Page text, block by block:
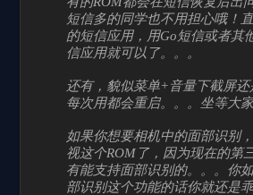
短信多的同学也不用担心哦！
的短信应用，用Go短信或者其
信应用就可以了。。。
还有，貌似菜单+音量下截屏
每次用都会重启。。。坐等大家
如果你想要相机中的面部识别
视这个ROM了，因为现在的第
有能支持面部识别的。。。你
部识别这个功能的话你就还是